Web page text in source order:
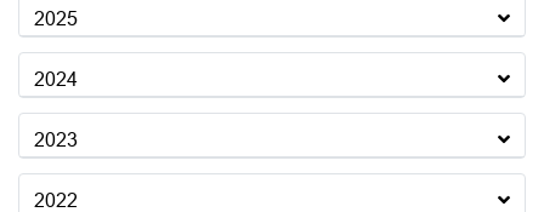
2025
2024
2023
2022